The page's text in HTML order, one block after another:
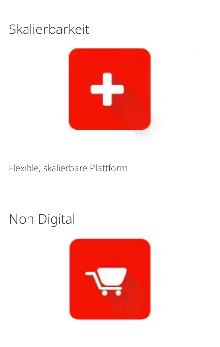
Skalierbarkeit
Flexible, skalierbare Plattform
Non Digital